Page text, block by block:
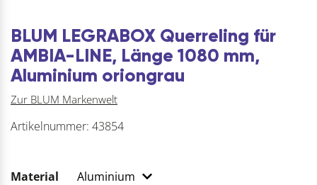
BLUM LEGRABOX Querreling für
AMBIA-LINE, Länge 1080 mm,
Aluminium oriongrau
Zur BLUM Markenwelt
Artikelnummer: 43854
Material